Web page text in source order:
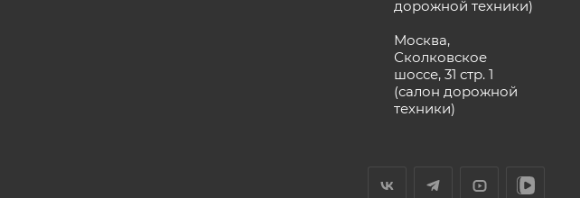
дорожной техники)
Москва,
Сколковское
шоссе, 31 стр. 1
(салон дорожной
техники)